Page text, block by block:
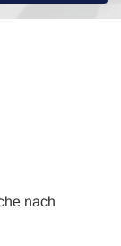
nach